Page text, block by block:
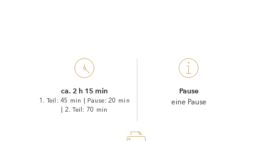
ca. 2 h 15 min
1. Teil: 45 min
Pause: 20 min
2. Teil: 70 min
Pause
eine Pause